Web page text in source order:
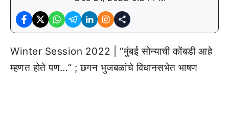
Winter Session 2022 | “मुंबई सोन्याची कोंबडी आहे
म्हणत होते पण…” ; छगन भुजबळांचे विधानसभेत भाषण